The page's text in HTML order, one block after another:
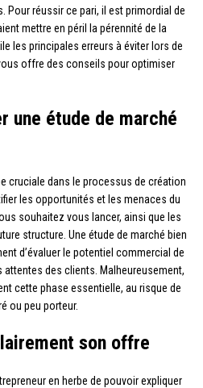
Pour réussir ce pari, il est primordial de
mettre en péril la pérennité de la
les principales erreurs à éviter lors de
offre des conseils pour optimiser
une étude de marché
cruciale dans le processus de création
les opportunités et les menaces du
souhaitez vous lancer, ainsi que les
structure. Une étude de marché bien
d’évaluer le potentiel commercial de
attentes des clients. Malheureusement,
cette phase essentielle, au risque de
ou peu porteur.
son offre
en herbe de pouvoir expliquer